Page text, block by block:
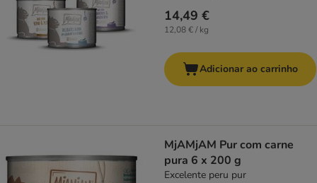
14,49 €
12,08 € / kg
Adicionar ao carrinho
MjAMjAM Pur com carne
pura 6 x 200 g
Excelente peru pur